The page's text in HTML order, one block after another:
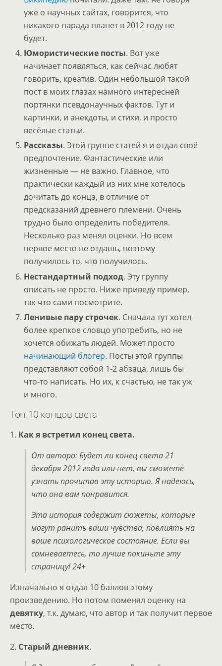
уже о научных сайтах, говорится, что
никакого парада планет в 2012 году не
будет.
Юмористические посты. Вот уже
начинает появляться, как сейчас любят
говорить, креатив. Один небольшой такой
пост в моих глазах намного интересней
портянки псевдонаучных фактов. Тут и
картинки, и анекдоты, и стихи, и просто
весёлые статьи.
Рассказы. Этой группе статей я и отдал своё
предпочтение. Фантастические или
жизненные — не важно. Главное, что
практически каждый из них мне хотелось
дочитать до конца, в отличие от
предсказаний древнего племени. Очень
трудно было определить победителя.
Несколько раз менял оценки. Но всем
первое место не отдашь, поэтому
получилось то, что получилось.
Нестандартный подход. Эту группу
описать не просто. Ниже приведу пример,
так что сами посмотрите.
Ленивые пару строчек. Сначала тут хотел
более крепкое словцо употребить, но не
хочется обижать людей. Может просто
начинающий блогер. Посты этой группы
представляют собой 1-2 абзаца, лишь бы
что-то написать. Но их, к счастью, не так уж
и много.
Топ-10 концов света
1. Как я встретил конец света.
От автора: Будет ли конец света 21
декабря 2012 года или нет, вы сможете
узнать прочитав эту историю. Я надеюсь,
что она вам понравится.
Эта история содержит сюжеты, которые
могут ранить ваши чувства, повлиять на
ваше психологическое состояние. Если вы
сомневаетесь, то лучше покиньте эту
страницу! 24+
Изначально я отдал 10 баллов этому
произведению. Но потом поменял оценку на
девятку, т.к. думаю, что автор и так получит первое
место.
2. Старый дневник.